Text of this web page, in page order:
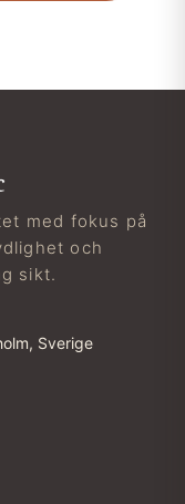
med fokus på
och
sikt.
Sverige